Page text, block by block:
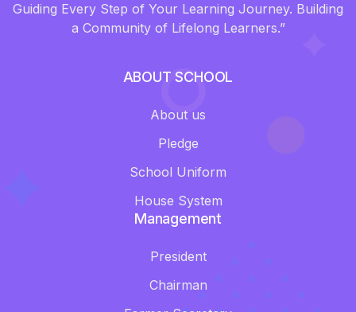
Guiding Every Step of Your Learning Journey. Building
a Community of Lifelong Learners.”
ABOUT SCHOOL
About us
Pledge
School Uniform
House System
Management
President
Chairman